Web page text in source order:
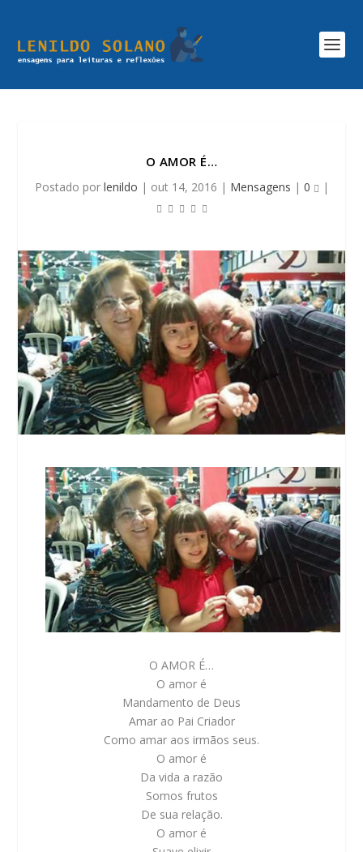
O AMOR É…
Postado por lenildo | out 14, 2016 | Mensagens | 0 |
O AMOR É…
O amor é
Mandamento de Deus
Amar ao Pai Criador
Como amar aos irmãos seus.
O amor é
Da vida a razão
Somos frutos
De sua relação.
O amor é